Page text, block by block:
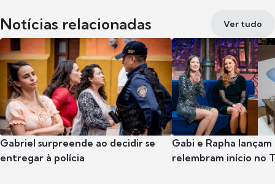
Notícias relacionadas Ver tudo
Gabriel surpreende ao decidir se
entregar à polícia
Gabi e Rapha
relembram início no